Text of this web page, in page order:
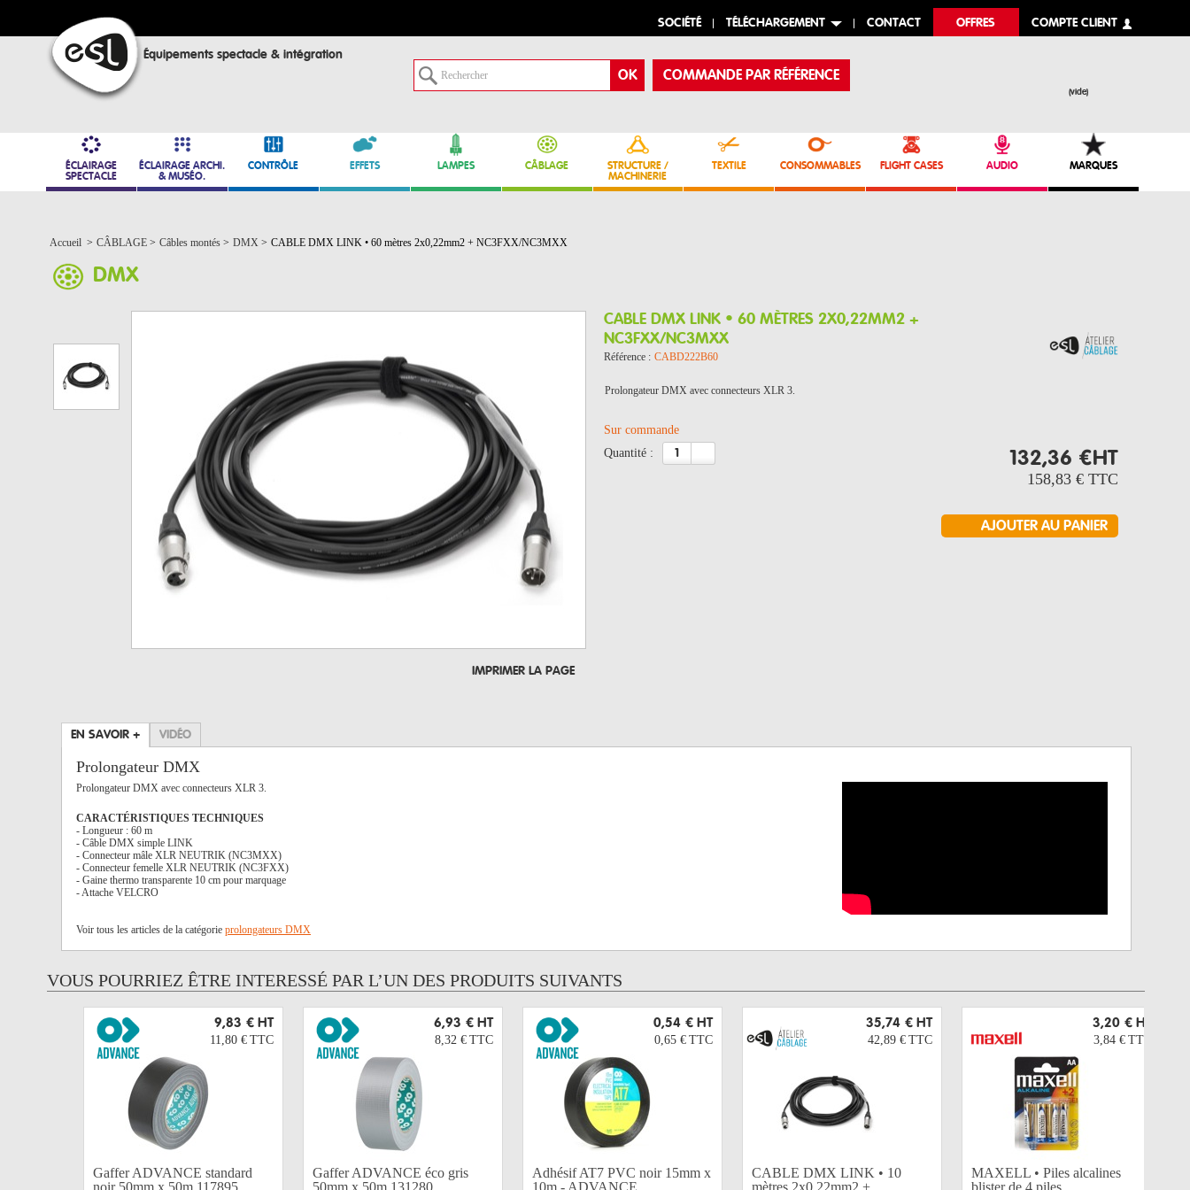
SOCIÉTÉ TÉLÉCHARGEMENT CONTACT OFFRES COMPTE CLIENT
Équipements spectacle & intégration
(vide)
COMMANDE PAR RÉFÉRENCE
ÉCLAIRAGE
SPECTACLE
ÉCLAIRAGE ARCHI.
& MUSÉO.
CONTRÔLE EFFETS LAMPES CÂBLAGE
STRUCTURE /
MACHINERIE
TEXTILE CONSOMMABLES FLIGHT CASES AUDIO MARQUES
Accueil > CÂBLAGE > Câbles montés > DMX > CABLE DMX LINK • 60 mètres 2x0,22mm2 + NC3FXX/NC3MXX
DMX
IMPRIMER LA PAGE
CABLE DMX LINK • 60 MÈTRES 2X0,22MM2 +
NC3FXX/NC3MXX
Référence : CABD222B60
Prolongateur DMX avec connecteurs XLR 3.
Sur commande
quantité :
132,36 €HT
158,83 € TTC
EN SAVOIR + VIDÉO
Prolongateur DMX
Prolongateur DMX avec connecteurs XLR 3.
CARACTÉRISTIQUES TECHNIQUES
- Longueur : 60 m
- Câble DMX simple LINK
- Connecteur mâle XLR NEUTRIK (NC3MXX)
- Connecteur femelle XLR NEUTRIK (NC3FXX)
- Gaine thermo transparente 10 cm pour marquage
- Attache VELCRO
Voir tous les articles de la catégorie prolongateurs DMX
VOUS POURRIEZ ÊTRE INTERESSÉ PAR L’UN DES PRODUITS SUIVANTS
9,83 € HT
11,80 € TTC
Gaffer ADVANCE standard
noir 50mm x 50m 117895
6,93 € HT
8,32 € TTC
Gaffer ADVANCE éco gris
50mm x 50m 131280
0,54 € HT
0,65 € TTC
Adhésif AT7 PVC noir 15mm x
10m - ADVANCE
35,74 € HT
42,89 € TTC
CABLE DMX LINK • 10
mètres 2x0,22mm2 +...
3,20 € HT
3,84 € TTC
MAXELL • Piles alcalines
blister de 4 piles...